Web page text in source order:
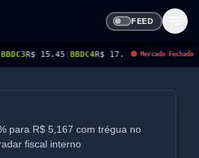
FEED
BBDC4R$ 17.70| BBSE3R$ 40.96| BEES3R$ 8.77
🔴 Mercado Fechado
para R$ 5,167 com trégua no
fiscal interno